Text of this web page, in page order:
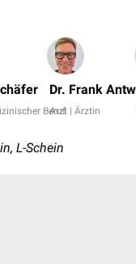
Beruf
Dr. Frank
Arzt | Ärztin
L-Schein